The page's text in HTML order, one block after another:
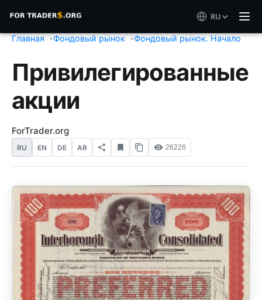
RU
Главная Фондовый рынок Фондовый рынок. Начало
Привилегированные
акции
ForTrader.org
RU EN DE AR 26226